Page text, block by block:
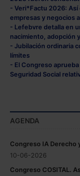
- Veri*Factu 2026: Así
empresas y negocios
- Lefebvre detalla en
nacimiento, adopción
- Jubilación ordinaria
límites
- El Congreso
Seguridad Social
AGENDA
Congreso IA Derecho
10-06-2026
Congreso COSITAL.